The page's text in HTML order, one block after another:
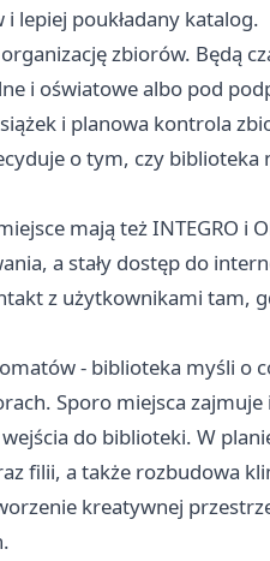
lepiej poukładany katalog.
zbiorów. Będą
i oświatowe albo pod
i planowa kontrola
o tym, czy
mają też INTEGRO i
a stały dostęp do
z użytkownikami tam,
- biblioteka myśli o
Sporo miejsca
do biblioteki. W
filii, a także rozbudowa
kreatywnej